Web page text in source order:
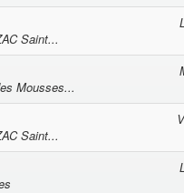
Saint...
Mousses...
Saint...